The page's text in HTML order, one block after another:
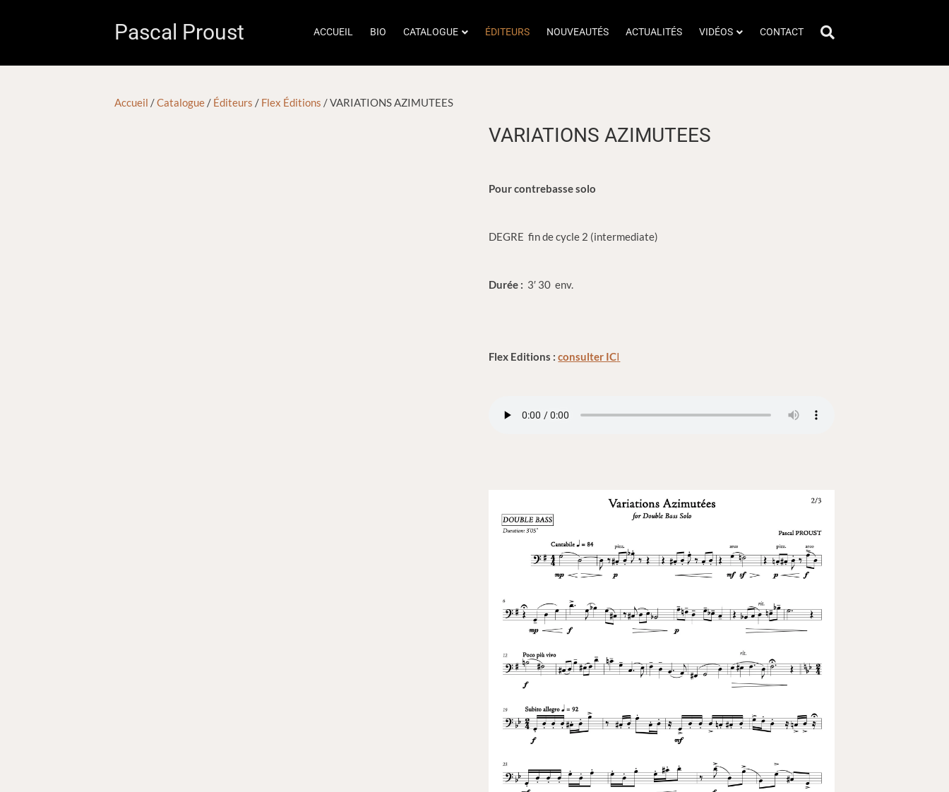
Pascal Proust ACCUEIL BIO CATALOGUE ÉDITEURS NOUVEAUTÉS ACTUALITÉS VIDÉOS CONTACT
Accueil /Catalogue / Éditeurs / Flex Éditions / VARIATIONS AZIMUTEES
VARIATIONS AZIMUTEES
Pour contrebasse solo
DEGRE fin de cycle 2 (intermediate)
Durée : 3′ 30 env.
Flex Editions : consulter ICI